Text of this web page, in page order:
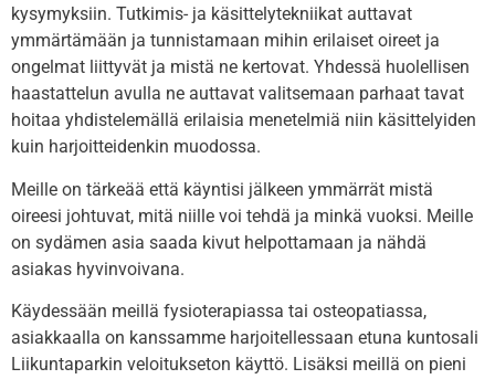
kysymyksiin. Tutkimis- ja käsittelytekniikat auttavat
ymmärtämään ja tunnistamaan mihin erilaiset oireet ja
ongelmat liittyvät ja mistä ne kertovat. Yhdessä huolellisen
haastattelun avulla ne auttavat valitsemaan parhaat tavat
hoitaa yhdistelemällä erilaisia menetelmiä niin käsittelyiden
kuin harjoitteidenkin muodossa.
Meille on tärkeää että käyntisi jälkeen ymmärrät mistä
oireesi johtuvat, mitä niille voi tehdä ja minkä vuoksi. Meille
on sydämen asia saada kivut helpottamaan ja nähdä
asiakas hyvinvoivana.
Käydessään meillä fysioterapiassa tai osteopatiassa,
asiakkaalla on kanssamme harjoitellessaan etuna kuntosali
Liikuntaparkin veloitukseton käyttö. Lisäksi meillä on pieni